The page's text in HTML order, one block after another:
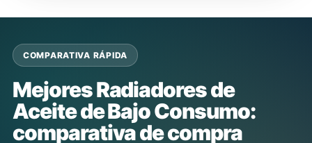
COMPARATIVA RÁPIDA
Mejores Radiadores de
Aceite de Bajo Consumo:
comparativa de compra